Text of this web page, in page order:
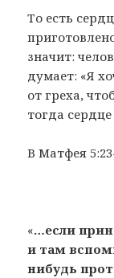
То есть
значит:
думает: «Я
от греха,
тогда
В Матфея
«…если
и там
нибудь